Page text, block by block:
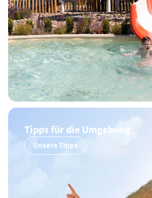
Tipps für die Umgebung
Unsere Tipps